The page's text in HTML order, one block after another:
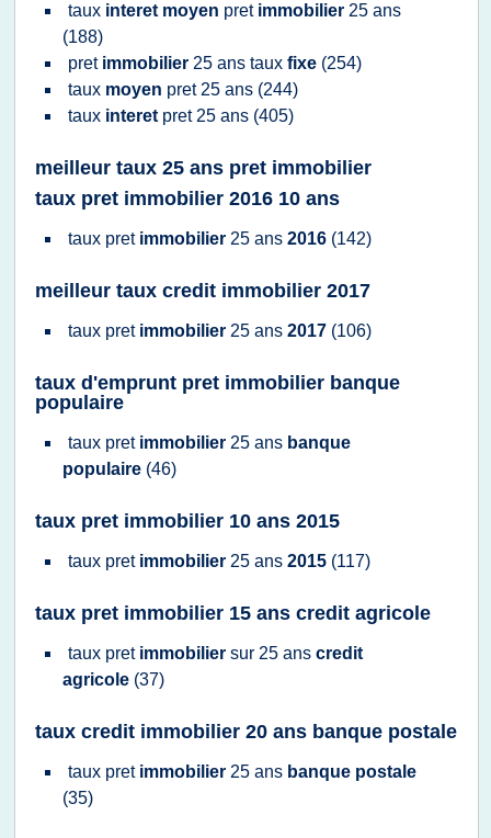
taux interet moyen pret immobilier 25 ans
(188)
pret immobilier 25 ans taux fixe (254)
taux moyen pret 25 ans (244)
taux interet pret 25 ans (405)
meilleur taux 25 ans pret immobilier
taux pret immobilier 2016 10 ans
taux pret immobilier 25 ans 2016 (142)
meilleur taux credit immobilier 2017
taux pret immobilier 25 ans 2017 (106)
taux d'emprunt pret immobilier banque
populaire
taux pret immobilier 25 ans banque
populaire (46)
taux pret immobilier 10 ans 2015
taux pret immobilier 25 ans 2015 (117)
taux pret immobilier 15 ans credit agricole
taux pret immobilier sur 25 ans credit
agricole (37)
taux credit immobilier 20 ans banque postale
taux pret immobilier 25 ans banque postale
(35)